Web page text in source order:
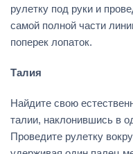
рулетку под руки и
самой полной части
поперек лопаток.
Талия
Найдите свою
талии, наклонившись в
Проведите рулетку